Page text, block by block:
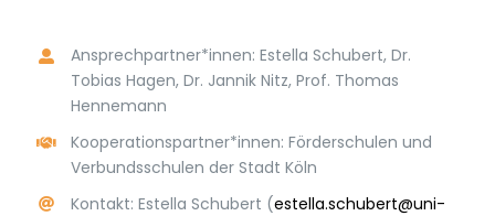
FORSCHUNGSPROJEKTE
Ansprechpartner*innen: Estella Schubert, Dr.
Tobias Hagen, Dr. Jannik Nitz, Prof. Thomas
Hennemann
Kooperationspartner*innen: Förderschulen und
Verbundsschulen der Stadt Köln
Kontakt: Estella Schubert (estella.schubert@uni-